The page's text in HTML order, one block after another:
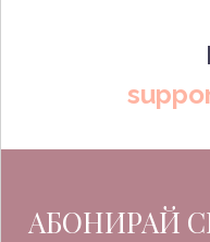
АБОНИРАЙ